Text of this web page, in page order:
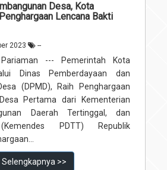
Desa, Kota
Lencana Bakti
2023 --
--- Pemerintah Kota
Dinas Pemberdayaan dan
(DPMD), Raih Penghargaan
Pertama dari Kementerian
Daerah Tertinggal, dan
PDTT) Republik
Selengkapnya >>